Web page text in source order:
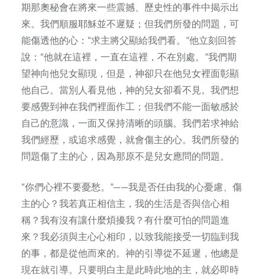
期那奧秘會在將來一些震撼、歷史性的事件中揭示出
來。我們順服耶穌並不遲疑；但我們所發的問題，可
能傷透他的心：“求主將父顯給我們看。”他立刻回答
說：“他就在這裡，一直在這裡，不在別處。”我們期
望神向他兒女顯現，但是，神卻只在他兒女裡面彰顯
他自己。當別人看見他，神的兒女卻看不見。我們想
要感覺到神在我們裡面作工；但我們不能一面敏感於
自己的意識，一面又保持清晰的頭腦。我們若求神給
我們經歷，或追求感覺，就會傷主的心。我們所發的
問題傷了主的心，因為那原不是兒女應問的問題。
“你們心裡不要憂愁。”——我是否任由我的心憂慮、傷
主的心？我若真正相信主，我的生活是否與信心相
稱？我有沒有讓什麼煩擾我？有什麼可怕的問題進
來？我必須與主心心相印，以致我能接受一切臨到我
的事，都是從他而來的。神的引導從不延遲，他總是
現在就引導。只要明白主是此時此地的主，就必即時